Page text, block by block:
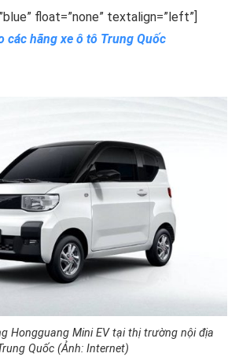
float=”none” textalign=”left”]
các hãng xe ô tô Trung Quốc
Hongguang Mini EV tại thị trường nội địa
Quốc (Ảnh: Internet)